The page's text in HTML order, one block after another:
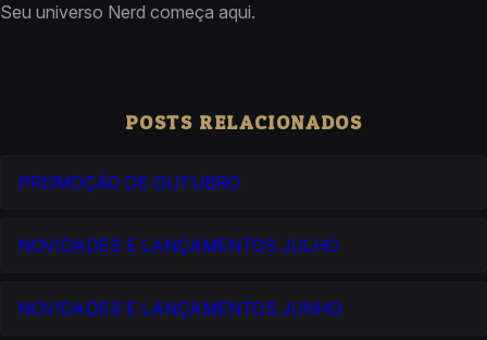
Seu universo Nerd começa aqui.
POSTS RELACIONADOS
PROMOÇÃO DE OUTUBRO
NOVIDADES E LANÇAMENTOS JULHO
NOVIDADES E LANÇAMENTOS JUNHO